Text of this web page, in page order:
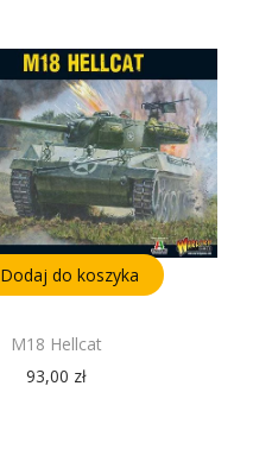
Dodaj do koszyka
M18 Hellcat
93,00 zł